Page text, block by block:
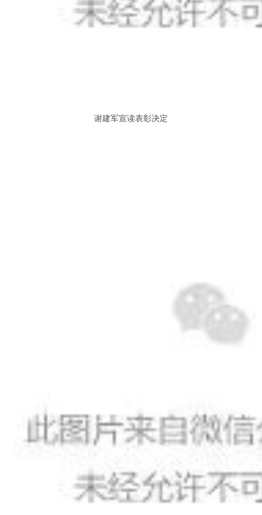
谢建军宣读表彰决定